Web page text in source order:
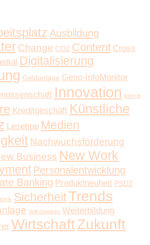
Ausbildung
Change CO2 Content Cross
Digitalisierung
Geldanlage Geno-InfoMonitor
Innovation interne
Kreditgeschäft Künstliche
Lesetipp Medien
Nachwuchsförderung
Business New Work
Personalentwicklung
Banking Produktneuheit PSD2
SicherheitTrends
Volksbanken Weiterbildung
WirtschaftZukunft